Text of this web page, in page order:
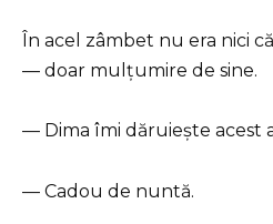
În acel zâmbet nu era nici
— doar mulțumire de sine.
— Dima îmi dăruiește acest
— Cadou de nuntă.